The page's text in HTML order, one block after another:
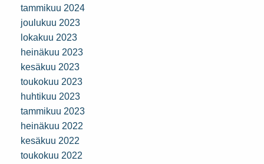
tammikuu 2024
joulukuu 2023
lokakuu 2023
heinäkuu 2023
kesäkuu 2023
toukokuu 2023
huhtikuu 2023
tammikuu 2023
heinäkuu 2022
kesäkuu 2022
toukokuu 2022